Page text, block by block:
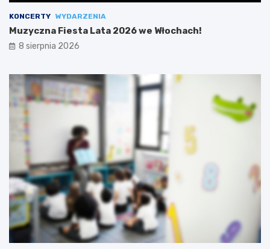
KONCERTY WYDARZENIA
Muzyczna Fiesta Lata 2026 we Włochach!
8 sierpnia 2026